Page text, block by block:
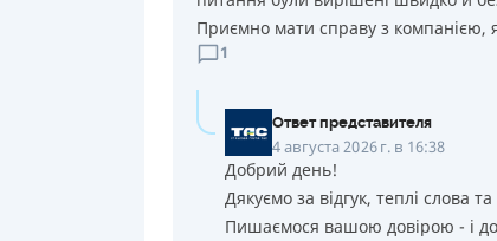
Приємно мати справу з компанією,
1
Ответ представителя
4 августа 2026 г. в 16:38
Добрий день!
Дякуємо за відгук, теплі слова
Пишаємося вашою довірою - і